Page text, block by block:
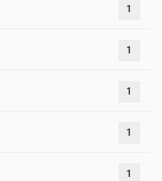
1
1
1
1
1